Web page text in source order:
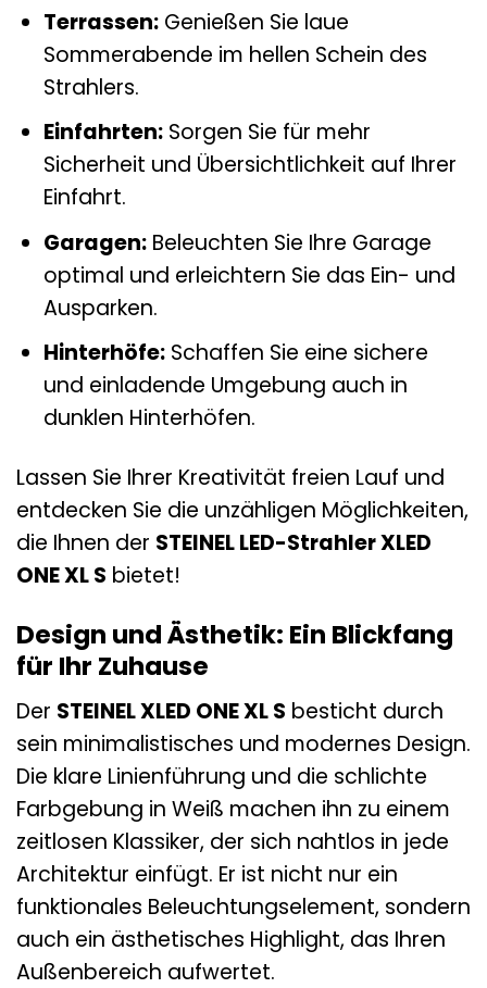
Terrassen:Genießen Sie laue
Sommerabende im hellen Schein des
Strahlers.
Einfahrten:Sorgen Sie für mehr
Sicherheit und Übersichtlichkeit auf Ihrer
Einfahrt.
Garagen:Beleuchten Sie Ihre Garage
optimal und erleichtern Sie das Ein- und
Ausparken.
Hinterhöfe:Schaffen Sie eine sichere
und einladende Umgebung auch in
dunklen Hinterhöfen.
Lassen Sie Ihrer Kreativität freien Lauf und
entdecken Sie die unzähligen Möglichkeiten,
die Ihnen der STEINEL LED-Strahler XLED
ONE XL S bietet!
Design und Ästhetik: Ein Blickfang
für Ihr Zuhause
Der STEINEL XLED ONE XL S besticht durch
sein minimalistisches und modernes Design.
Die klare Linienführung und die schlichte
Farbgebung in Weiß machen ihn zu einem
zeitlosen Klassiker, der sich nahtlos in jede
Architektur einfügt. Er ist nicht nur ein
funktionales Beleuchtungselement, sondern
auch ein ästhetisches Highlight, das Ihren
Außenbereich aufwertet.